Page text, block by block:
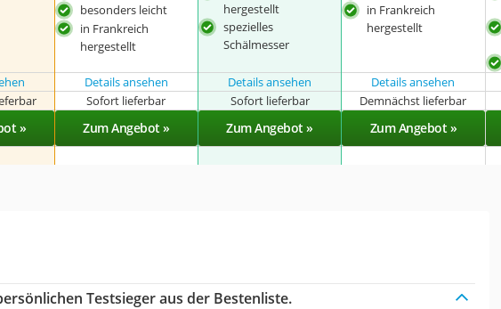
besonders leicht
in Frankreich
hergestellt
hergestellt
spezielles
Schälmesser
in Frankreich
hergestellt
Details ansehen Details ansehen Details ansehen
Sofort lieferbar Sofort lieferbar Demnächst lieferbar
» Zum Angebot » Zum Angebot » Zum Angebot »
Testsieger aus der Bestenliste.